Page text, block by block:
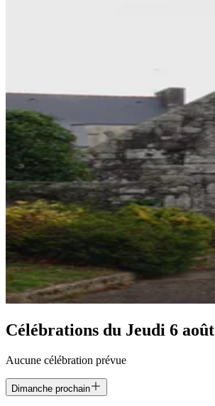
Célébrations du Jeudi 6 août
Aucune célébration prévue
Dimanche prochain